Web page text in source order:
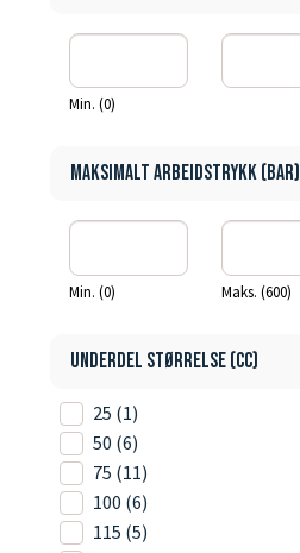
Min. (0)
Maksimalt arbeidstrykk (bar)
Min. (0) Maks. (600)
Underdel størrelse (cc)
25 (1)
50 (6)
75 (11)
100 (6)
115 (5)